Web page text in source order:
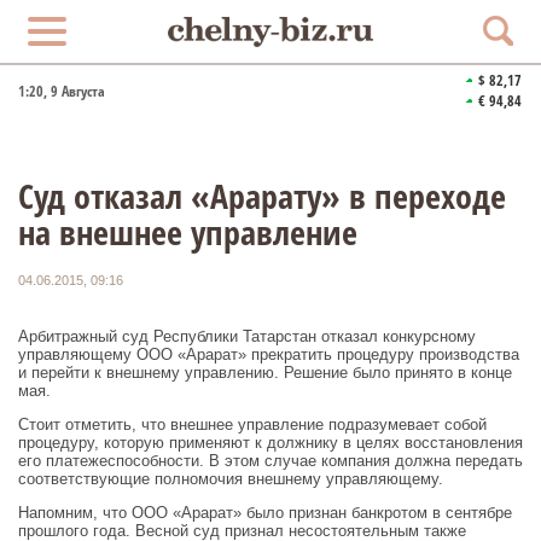
1:20, 9 Августа
$ 82,17
€ 94,84
Суд отказал «Арарату» в переходе
на внешнее управление
04.06.2015, 09:16
Арбитражный суд Республики Татарстан отказал конкурсному
управляющему ООО «Арарат» прекратить процедуру производства
и перейти к внешнему управлению. Решение было принято в конце
мая.
Стоит отметить, что внешнее управление подразумевает собой
процедуру, которую применяют к должнику в целях восстановления
его платежеспособности. В этом случае компания должна передать
соответствующие полномочия внешнему управляющему.
Напомним, что ООО «Арарат» было признан банкротом в сентябре
прошлого года. Весной суд признал несостоятельным также